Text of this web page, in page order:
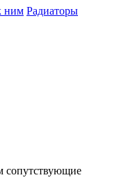
ним Радиаторы
сопутствующие